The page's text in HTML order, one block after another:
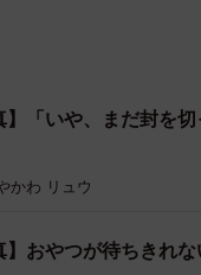
】「いや、まだ封を
かわ リュウ
】おやつが待ちきれ